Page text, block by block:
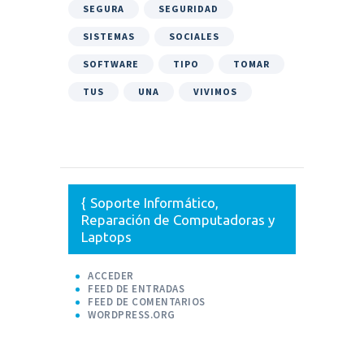
SEGURA SEGURIDAD
SISTEMAS SOCIALES
SOFTWARE TIPO TOMAR
TUS UNA VIVIMOS
Soporte Informático,
Reparación de Computadoras y
Laptops
ACCEDER
FEED DE ENTRADAS
FEED DE COMENTARIOS
WORDPRESS.ORG